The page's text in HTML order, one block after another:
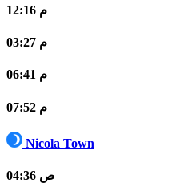
12:16 م
03:27 م
06:41 م
07:52 م
Nicola Town
04:36 ص